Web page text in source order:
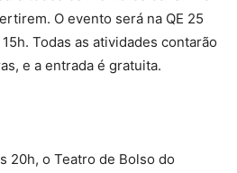
O evento será na QE 25
Todas as atividades contarão
e a entrada é gratuita.
20h, o Teatro de Bolso do